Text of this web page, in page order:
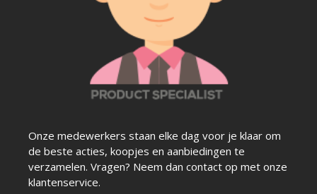
Onze medewerkers staan elke dag voor je klaar om
de beste acties, koopjes en aanbiedingen te
verzamelen. Vragen? Neem dan contact op met onze
klantenservice.